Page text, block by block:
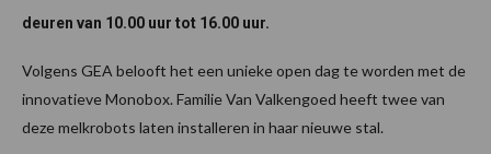
deuren van 10.00 uur tot 16.00 uur.
Volgens GEA belooft het een unieke open dag te worden met de
innovatieve Monobox. Familie Van Valkengoed heeft twee van
deze melkrobots laten installeren in haar nieuwe stal.